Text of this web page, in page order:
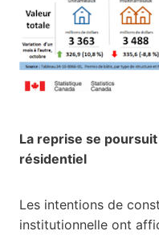
La reprise se
résidentiel
Les intentions de
institutionnelle ont